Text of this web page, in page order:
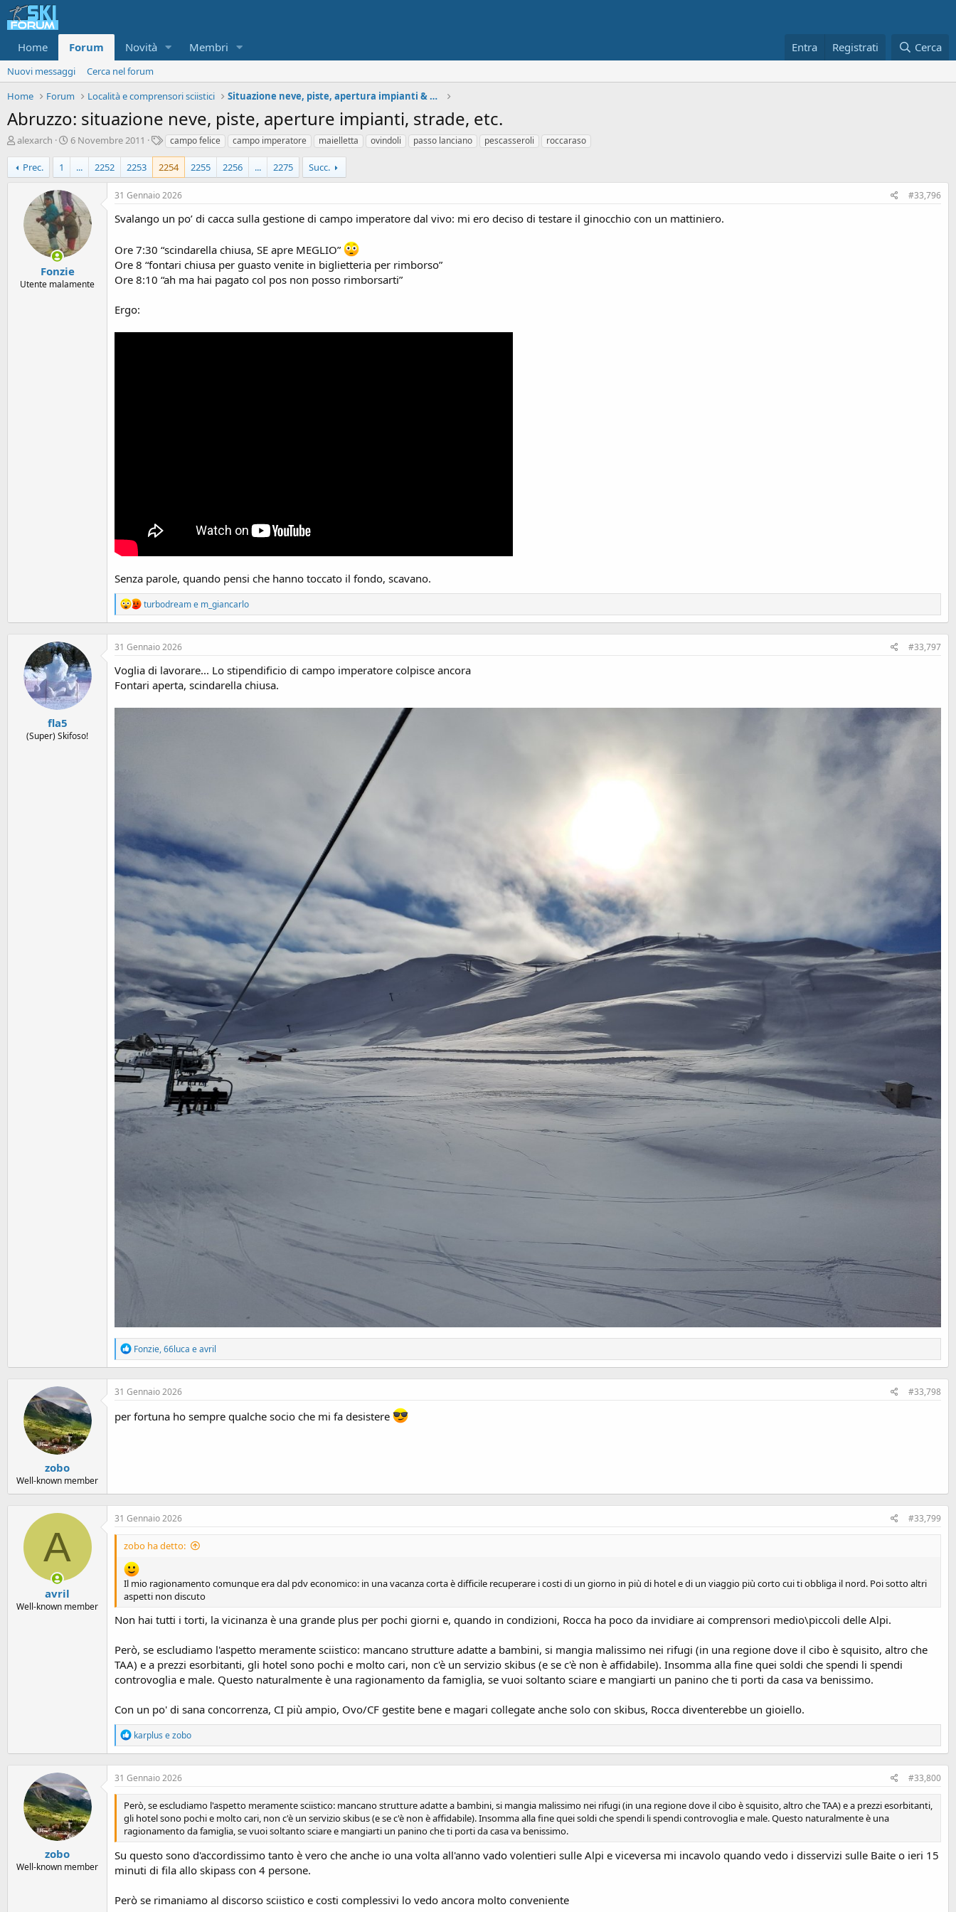
Home Forum Novità Membri Entra Registrati Cerca
Nuovi messaggi
Cerca nel forum
Home
Forum Località e comprensori sciistici Situazione neve, piste, apertura impianti & Meteo
Abruzzo: situazione neve, piste, aperture impianti, strade, etc.
A
t
o
alexarch
D
a
d
'
i
i
z
i
o
6 Novembre 2011
T
g
campo felice campo imperatore maielletta ovindoli passo lanciano pescasseroli roccaraso
Prec. 1 ... 2252 2253 2254 2255 2256 ... 2275 Succ.
Fonzie
Utente malamente
31 Gennaio 2026 #33,796
Svalango un po’ di cacca sulla gestione di campo imperatore dal vivo: mi ero deciso di testare il ginocchio con un mattiniero.
Ore 7:30 “scindarella chiusa, SE apre MEGLIO”
Ore 8 “fontari chiusa per guasto venite in biglietteria per rimborso”
Ore 8:10 “ah ma hai pagato col pos non posso rimborsarti”
Ergo:
Senza parole, quando pensi che hanno toccato il fondo, scavano.
R
e
a
c
t
o
n
:
turbodreame m_giancarlo
fla5
(Super) Skifoso!
31 Gennaio 2026 #33,797
Voglia di lavorare... Lo stipendificio di campo imperatore colpisce ancora
Fontari aperta, scindarella chiusa.
R
e
a
c
t
o
Fonzie,66luca eavril
zobo
Well-known member
31 Gennaio 2026 #33,798
per fortuna ho sempre qualche socio che mi fa desistere
A
avril
Well-known member
31 Gennaio 2026 #33,799
zobo ha detto:
Il mio ragionamento comunque era dal pdv economico: in una vacanza corta è difficile recuperare i costi di un giorno in più di hotel e di un viaggio più corto cui ti obbliga il nord. Poi sotto altri
aspetti non discuto
Non hai tutti i torti, la vicinanza è una grande plus per pochi giorni e, quando in condizioni, Rocca ha poco da invidiare ai comprensori medio\piccoli delle Alpi.
Però, se escludiamo l'aspetto meramente sciistico: mancano strutture adatte a bambini, si mangia malissimo nei rifugi (in una regione dove il cibo è squisito, altro che
TAA) e a prezzi esorbitanti, gli hotel sono pochi e molto cari, non c'è un servizio skibus (e se c'è non è affidabile). Insomma alla fine quei soldi che spendi li spendi
controvoglia e male. Questo naturalmente è una ragionamento da famiglia, se vuoi soltanto sciare e mangiarti un panino che ti porti da casa va benissimo.
Con un po' di sana concorrenza, CI più ampio, Ovo/CF gestite bene e magari collegate anche solo con skibus, Rocca diventerebbe un gioiello.
R
e
a
c
t
o
n
s
:
karplus ezobo
zobo
Well-known member
31 Gennaio 2026 #33,800
Però, se escludiamo l'aspetto meramente sciistico: mancano strutture adatte a bambini, si mangia malissimo nei rifugi (in una regione dove il cibo è squisito, altro che TAA) e a prezzi esorbitanti,
gli hotel sono pochi e molto cari, non c'è un servizio skibus (e se c'è non è affidabile). Insomma alla fine quei soldi che spendi li spendi controvoglia e male. Questo naturalmente è una
ragionamento da famiglia, se vuoi soltanto sciare e mangiarti un panino che ti porti da casa va benissimo.
Su questo sono d'accordissimo tanto è vero che anche io una volta all'anno vado volentieri sulle Alpi e viceversa mi incavolo quando vedo i disservizi sulle Baite o ieri 15
minuti di fila allo skipass con 4 persone.
Però se rimaniamo al discorso sciistico e costi complessivi lo vedo ancora molto conveniente